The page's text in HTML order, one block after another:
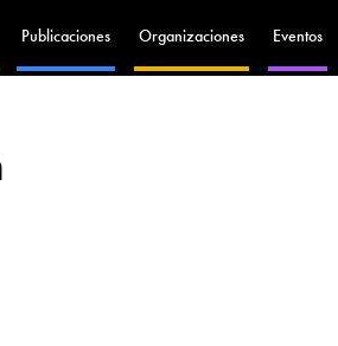
Publicaciones Organizaciones Eventos